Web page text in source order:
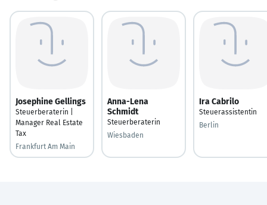
Josephine Gellings
Steuerberaterin |
Manager Real Estate
Tax
Frankfurt Am Main
Anna-Lena
Schmidt
Steuerberaterin
Wiesbaden
Ira Cabrilo
Steuerassistentin
Berlin